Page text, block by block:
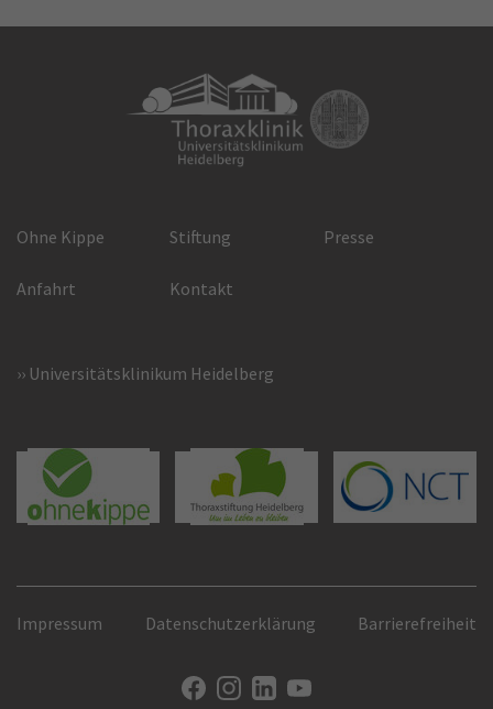
Ohne Kippe Stiftung Presse
Anfahrt Kontakt
Universitätsklinikum Heidelberg
Impressum Datenschutzerklärung Barrierefreiheit